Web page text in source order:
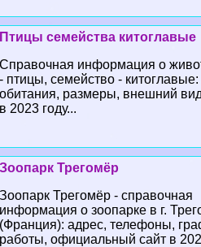
Птицы семейства китоглавые
Справочная информация о
- птицы, семейство -
обитания, размеры, внешний
в 2023 году...
Зоопарк Трегомёр
Зоопарк Трегомёр - справочная
информация о зоопарке в г.
(Франция): адрес, телефоны,
работы, официальный сайт в